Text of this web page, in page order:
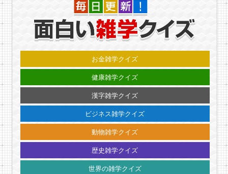
お金雑学クイズ
健康雑学クイズ
漢字雑学クイズ
ビジネス雑学クイズ
動物雑学クイズ
歴史雑学クイズ
世界の雑学クイズ